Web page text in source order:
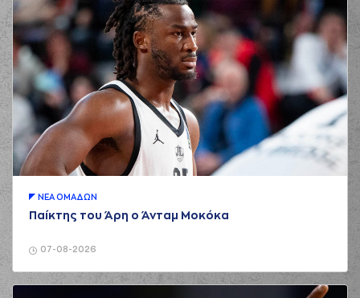
07-08-2026
ΝΕA ΟΜAΔΩΝ
Παίκτης του Άρη ο Άνταμ Μοκόκα